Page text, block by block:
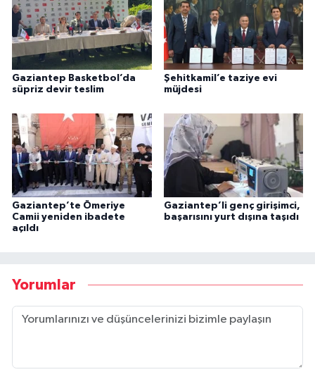
Gaziantep Basketbol’da
süpriz devir teslim
Şehitkamil’e taziye evi
müjdesi
Gaziantep’te Ömeriye
Camii yeniden ibadete
açıldı
Gaziantep’li genç girişimci,
başarısını yurt dışına taşıdı
Yorumlar